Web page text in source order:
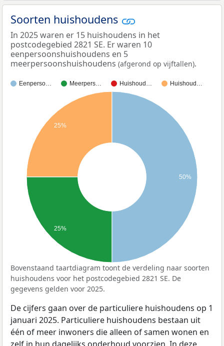
Soorten huishoudens
In 2025 waren er 15 huishoudens in het
postcodegebied 2821 SE. Er waren 10
eenpersoonshuishoudens en 5
meerpersoonshuishoudens (afgerond op vijftallen).
Eenperso… Meerpers… Huishoud… Huishoud…
25%
25%
50%
Bovenstaand taartdiagram toont de verdeling naar soorten
huishoudens voor het postcodegebied 2821 SE. De
gegevens gelden voor 2025.
De cijfers gaan over de particuliere huishoudens op 1
januari 2025. Particuliere huishoudens bestaan uit
één of meer inwoners die alleen of samen wonen en